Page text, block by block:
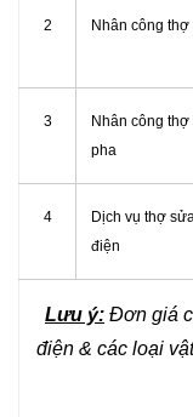
2 Nhân công
3
Nhân công
pha
4
Dịch vụ thợ
điện
Lưu ý: Đơn giá
điện & các loại